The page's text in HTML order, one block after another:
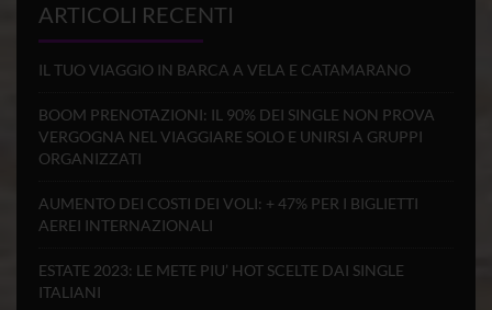
ARTICOLI RECENTI
IL TUO VIAGGIO IN BARCA A VELA E CATAMARANO
BOOM PRENOTAZIONI: IL 90% DEI SINGLE NON PROVA
VERGOGNA NEL VIAGGIARE SOLO E UNIRSI A GRUPPI
ORGANIZZATI
AUMENTO DEI COSTI DEI VOLI: + 47% PER I BIGLIETTI
AEREI INTERNAZIONALI
ESTATE 2023: LE METE PIU’ HOT SCELTE DAI SINGLE
ITALIANI